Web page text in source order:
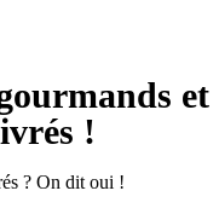
et
!
? On dit oui !